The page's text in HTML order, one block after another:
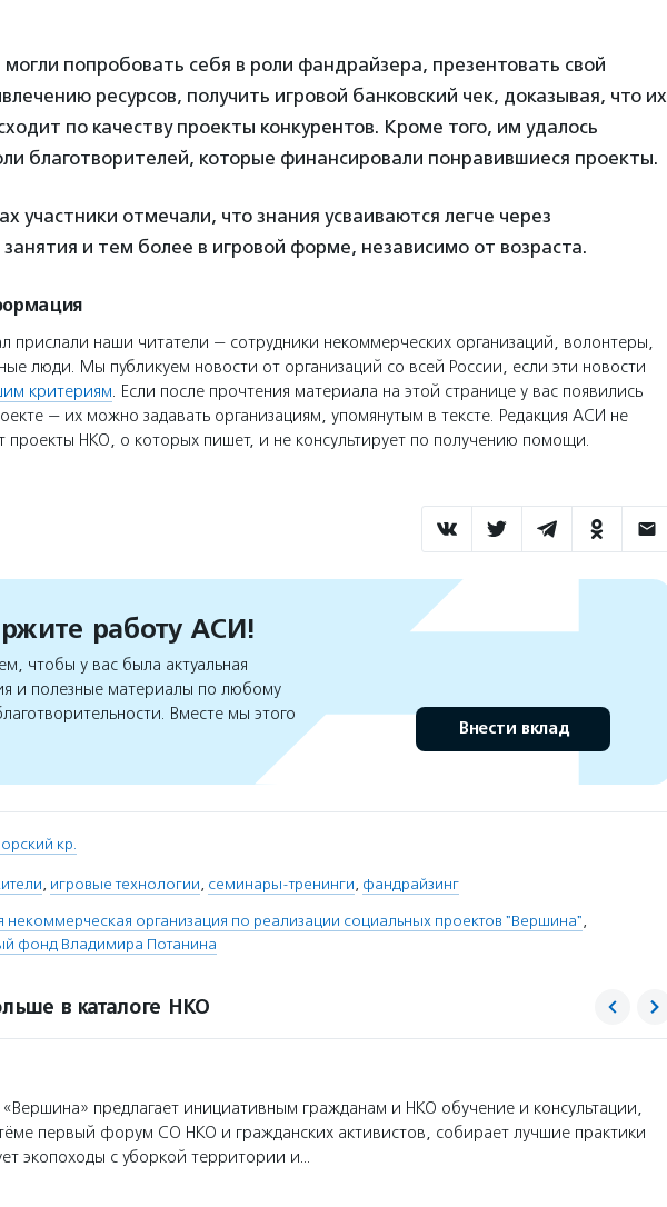
могли попробовать себя в роли фандрайзера, презентовать свой
ресурсов, получить игровой банковский чек, доказывая, что их
по качеству проекты конкурентов. Кроме того, им удалось
благотворителей, которые финансировали понравившиеся проекты.
участники отмечали, что знания усваиваются легче через
и тем более в игровой форме, независимо от возраста.
прислали наши читатели — сотрудники некоммерческих организаций, волонтеры,
люди. Мы публикуем новости от организаций со всей России, если эти новости
критериям. Если после прочтения материала на этой странице у вас появились
— их можно задавать организациям, упомянутым в тексте. Редакция АСИ не
проекты НКО, о которых пишет, и не консультирует по получению помощи.
работу АСИ!
чтобы у вас была актуальная
и полезные материалы по любому
Вместе мы этого
Внести вклад
кр.
, игровые технологии, семинары-тренинги, фандрайзинг
некоммерческая организация по реализации социальных проектов "Вершина",
фонд Владимира Потанина
в каталоге НКО
предлагает инициативным гражданам и НКО обучение и консультации,
первый форум СО НКО и гражданских активистов, собирает лучшие практики
экопоходы с уборкой территории и…